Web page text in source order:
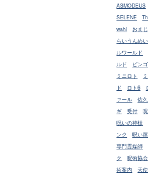
ASMODEUS
SELENE
wahl
おま
らいうんめ
ルワールド
ルド
ビン
ミニロト
ド
ロト6
ァール
佐
ギ
受付
呪いの神様
ンク
呪い屋
専門霊媒師
ク
呪術協会
術案内
天